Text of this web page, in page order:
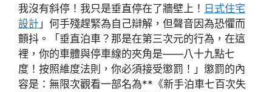
我沒有斜停！我只是垂直停在了牆壁上！ 日式住宅
設計 」何手殘趕緊為自己辯解，但聲音因為恐懼而
顫抖。「垂直泊車？那是在第三次元的行為，在這
裡，你的車體與停車線的夾角是——八十九點七
度！按照維度法則，你必須接受懲罰！」懲罰的內
容是：無限次觀看一部名為**《新手泊車七百次失